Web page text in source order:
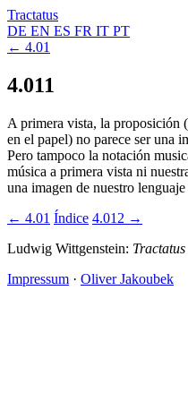
Tractatus
DE EN ES FR IT PT
← 4.01
4.011
A primera vista, la proposición
en el papel) no parece ser una
Pero tampoco la notación
música a primera vista ni
una imagen de nuestro
← 4.01 Índice 4.012 →
Ludwig Wittgenstein:
Impressum · Oliver Jakoubek